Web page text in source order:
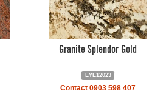
Granite Splendor Gold
EYE12023
Contact 0903 598 407